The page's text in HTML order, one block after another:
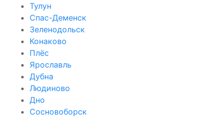
Тулун
Спас-Деменск
Зеленодольск
Конаково
Плёс
Ярославль
Дубна
Людиново
Дно
Сосновоборск